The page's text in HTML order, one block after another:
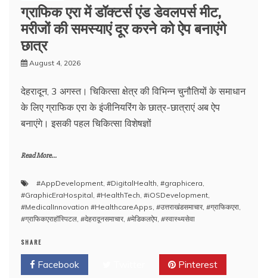
ग्राफिक एरा में डॉक्टर्स एंड डेवलपर्स मीट,
मरीजों की समस्याएं दूर करने को ऐप बनाएंगे
छात्र
August 4, 2026
देहरादून, 3 अगस्त। चिकित्सा क्षेत्र की विभिन्न चुनौतियों के समाधान
के लिए ग्राफिक एरा के इंजीनियरिंग के छात्र-छात्राएं अब ऐप
बनाएंगे। इसकी पहल चिकित्सा विशेषज्ञों
Read More...
#AppDevelopment, #DigitalHealth, #graphicera,
#GraphicEraHospital, #HealthTech, #iOSDevelopment,
#MedicalInnovation #HealthcareApps, #उत्तराखंडसमाचार, #ग्राफिकएरा,
#ग्राफिकएराहॉस्पिटल, #देहरादूनसमाचार, #मेडिकलऐप, #स्वास्थ्यसेवा
SHARE
Facebook Pinterest